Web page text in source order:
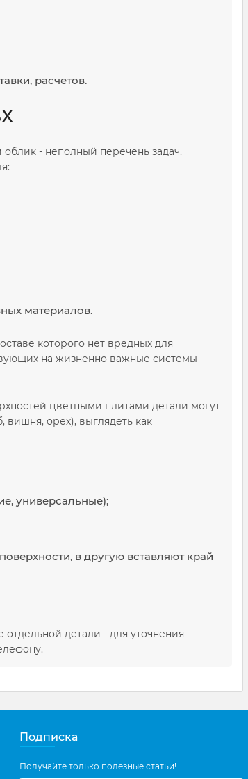
расчетов.
- неполный перечень задач,
материалов.
которого нет вредных для
на жизненно важные системы
цветными плитами детали могут
вишня, орех), выглядеть как
универсальные);
в другую вставляют край
детали - для уточнения
Подписка
Получайте только полезные статьи!